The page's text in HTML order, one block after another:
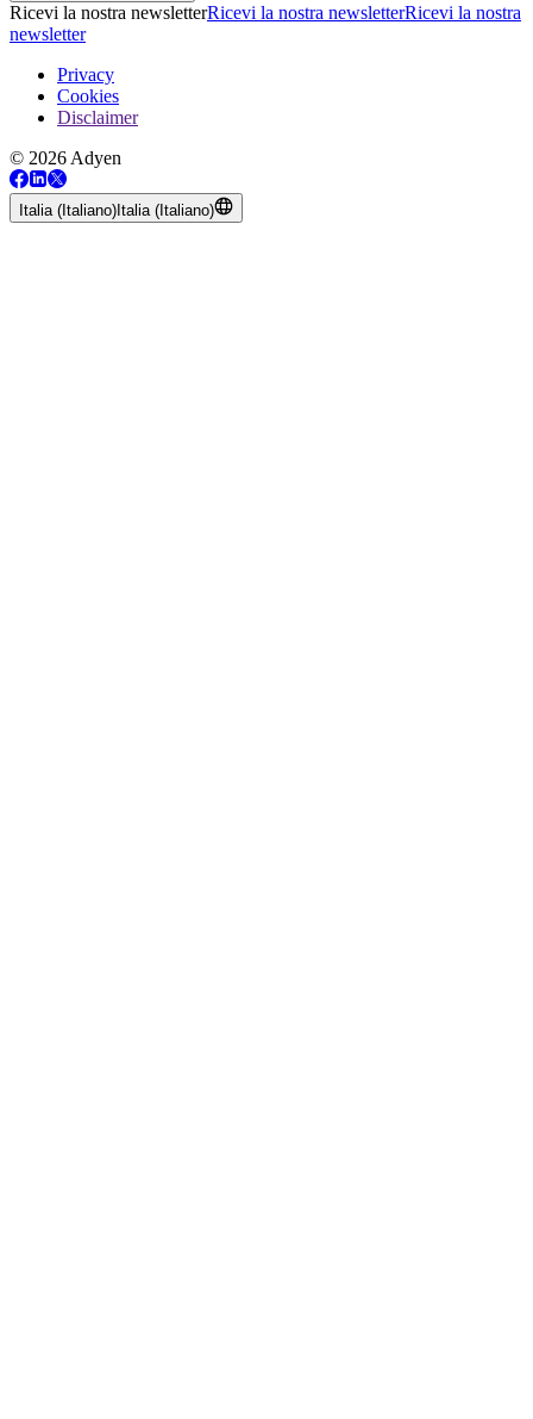
Ricevi la nostra newsletterRicevi la nostra newsletterRicevi la nostra
newsletter
Privacy
Cookies
Disclaimer
© 2026 Adyen
Italia (Italiano) Italia (Italiano)